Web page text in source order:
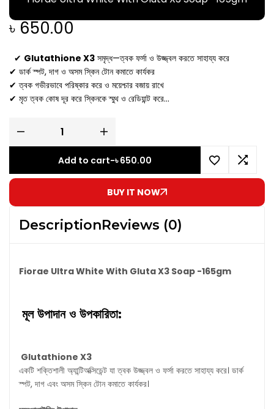
৳ 650.00
✔ Glutathione X3 সমৃদ্ধ—ত্বক ফর্সা ও উজ্জ্বল করতে সাহায্য করে
✔ ডার্ক স্পট, দাগ ও অসম স্কিন টোন কমাতে কার্যকর
✔ ত্বক গভীরভাবে পরিষ্কার করে ও ময়েশ্চার বজায় রাখে
✔ মৃত ত্বক কোষ দূর করে স্কিনকে স্মুথ ও রেডিয়ান্ট করে
With Gluta X3 Soap -165gm
Add to cart-৳650.00
BUY IT NOW
DescriptionReviews (0)
Fiorae Ultra White With Gluta X3 Soap -165gm
মূল উপাদান ও উপকারিতা:
Glutathione X3
একটি শক্তিশালী অ্যান্টিঅক্সিডেন্ট যা ত্বক উজ্জ্বল ও ফর্সা করতে সাহায্য করে। ডার্ক
স্পট, দাগ এবং অসম স্কিন টোন কমাতে কার্যকর।